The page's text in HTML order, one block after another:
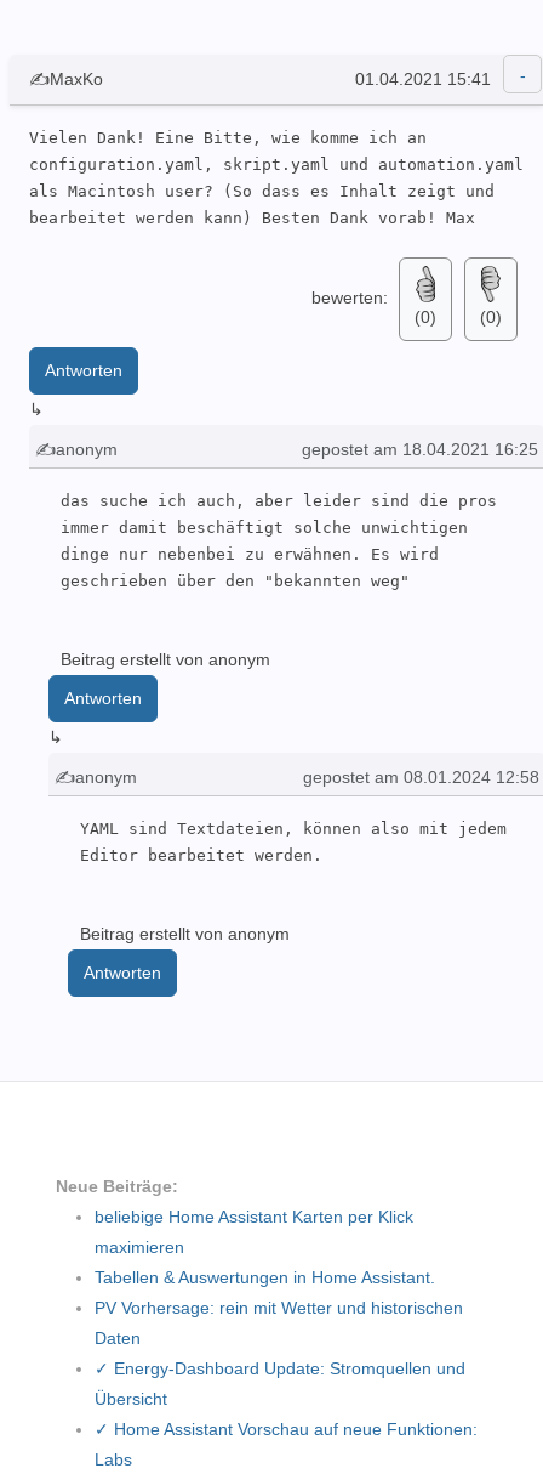
✍MaxKo 01.04.2021 15:41
Vielen Dank! Eine Bitte, wie komme ich an
configuration.yaml, skript.yaml und automation.yaml
als Macintosh user? (So dass es Inhalt zeigt und
bearbeitet werden kann) Besten Dank vorab! Max
bewerten:
(0)
(0)
Antworten
↳
✍anonym gepostet am 18.04.2021 16:25
das suche ich auch, aber leider sind die pros
immer damit beschäftigt solche unwichtigen
dinge nur nebenbei zu erwähnen. Es wird
geschrieben über den "bekannten weg"
Beitrag erstellt von anonym
Antworten
↳
✍anonym gepostet am 08.01.2024 12:58
YAML sind Textdateien, können also mit jedem
Editor bearbeitet werden.
Beitrag erstellt von anonym
Antworten
Neue Beiträge:
beliebige Home Assistant Karten per Klick
maximieren
Tabellen & Auswertungen in Home Assistant.
PV Vorhersage: rein mit Wetter und historischen
Daten
✓ Energy-Dashboard Update: Stromquellen und
Übersicht
✓ Home Assistant Vorschau auf neue Funktionen:
Labs